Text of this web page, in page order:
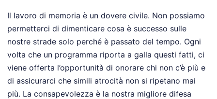
Il lavoro di memoria è un dovere civile. Non possiamo
permetterci di dimenticare cosa è successo sulle
nostre strade solo perché è passato del tempo. Ogni
volta che un programma riporta a galla questi fatti, ci
viene offerta l’opportunità di onorare chi non c’è più e
di assicurarci che simili atrocità non si ripetano mai
più. La consapevolezza è la nostra migliore difesa